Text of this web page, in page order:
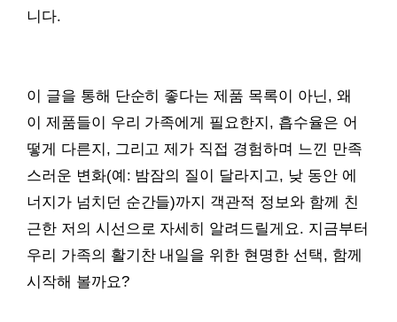
니다.
이 글을 통해 단순히 좋다는 제품 목록이 아닌, 왜
이 제품들이 우리 가족에게 필요한지, 흡수율은 어
떻게 다른지, 그리고 제가 직접 경험하며 느낀 만족
스러운 변화(예: 밤잠의 질이 달라지고, 낮 동안 에
너지가 넘치던 순간들)까지 객관적 정보와 함께 친
근한 저의 시선으로 자세히 알려드릴게요. 지금부터
우리 가족의 활기찬 내일을 위한 현명한 선택, 함께
시작해 볼까요?